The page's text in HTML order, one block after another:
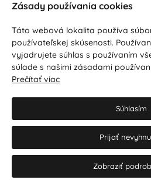
Súhlasím so spracovaním
účely.Zásady ochrany osobných
Upraviť
Web dizajn:
Zásady používania cookies
Táto webová lokalita používa
používateľskej skúsenosti.
vyjadrujete súhlas s používaním
súlade s našimi zásadami
Prečítať viac
Súhlasím
Prijať
Zobraziť